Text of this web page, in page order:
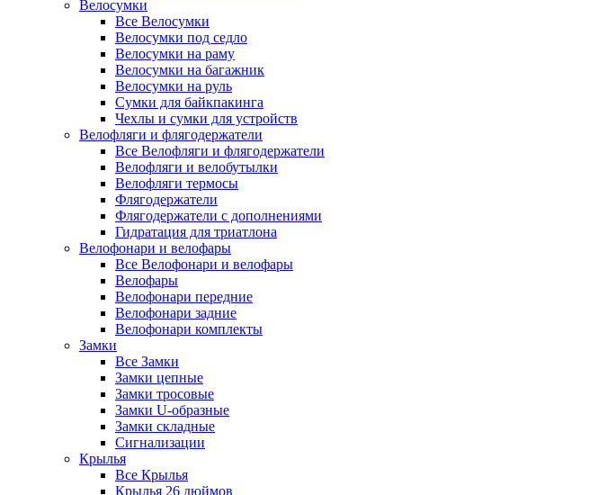
Велосумки
Все Велосумки
Велосумки под седло
Велосумки на раму
Велосумки на багажник
Велосумки на руль
Сумки для байкпакинга
Чехлы и сумки для устройств
Велофляги и флягодержатели
Все Велофляги и флягодержатели
Велофляги и велобутылки
Велофляги термосы
Флягодержатели
Флягодержатели с дополнениями
Гидратация для триатлона
Велофонари и велофары
Все Велофонари и велофары
Велофары
Велофонари передние
Велофонари задние
Велофонари комплекты
Замки
Все Замки
Замки цепные
Замки тросовые
Замки U-образные
Замки складные
Сигнализации
Крылья
Все Крылья
Крылья 26 дюймов